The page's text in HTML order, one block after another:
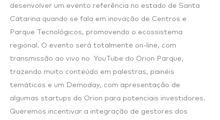
desenvolver um evento referência no estado de Santa
Catarina quando se fala em inovação de Centros e
Parque Tecnológicos, promovendo o ecossistema
regional. O evento será totalmente on-line, com
transmissão ao vivo no YouTube do Orion Parque,
trazendo muito conteúdo em palestras, painéis
temáticos e um Demoday, com apresentação de
algumas startups do Orion para potenciais investidores.
Queremos incentivar a integração de gestores dos